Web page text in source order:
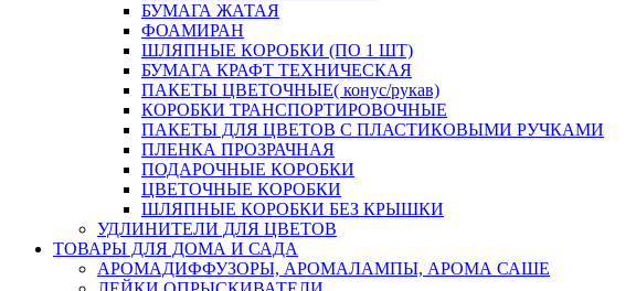
БУМАГА ЖАТАЯ
ФОАМИРАН
ШЛЯПНЫЕ КОРОБКИ (ПО 1 ШТ)
БУМАГА КРАФТ ТЕХНИЧЕСКАЯ
ПАКЕТЫ ЦВЕТОЧНЫЕ( конус/рукав)
КОРОБКИ ТРАНСПОРТИРОВОЧНЫЕ
ПАКЕТЫ ДЛЯ ЦВЕТОВ С ПЛАСТИКОВЫМИ РУЧКАМИ
ПЛЕНКА ПРОЗРАЧНАЯ
ПОДАРОЧНЫЕ КОРОБКИ
ЦВЕТОЧНЫЕ КОРОБКИ
ШЛЯПНЫЕ КОРОБКИ БЕЗ КРЫШКИ
УДЛИНИТЕЛИ ДЛЯ ЦВЕТОВ
ТОВАРЫ ДЛЯ ДОМА И САДА
АРОМАДИФФУЗОРЫ, АРОМАЛАМПЫ, АРОМА САШЕ